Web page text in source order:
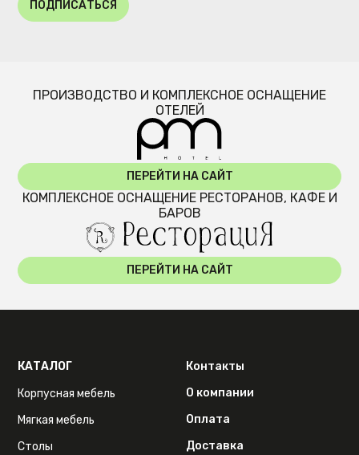
ПОДПИСАТЬСЯ
ПРОИЗВОДСТВО И КОМПЛЕКСНОЕ ОСНАЩЕНИЕ
ОТЕЛЕЙ
ПЕРЕЙТИ НА САЙТ
КОМПЛЕКСНОЕ ОСНАЩЕНИЕ РЕСТОРАНОВ, КАФЕ И
БАРОВ
ПЕРЕЙТИ НА САЙТ
КАТАЛОГ
Корпусная мебель
Мягкая мебель
Столы
Контакты
О компании
Оплата
Доставка